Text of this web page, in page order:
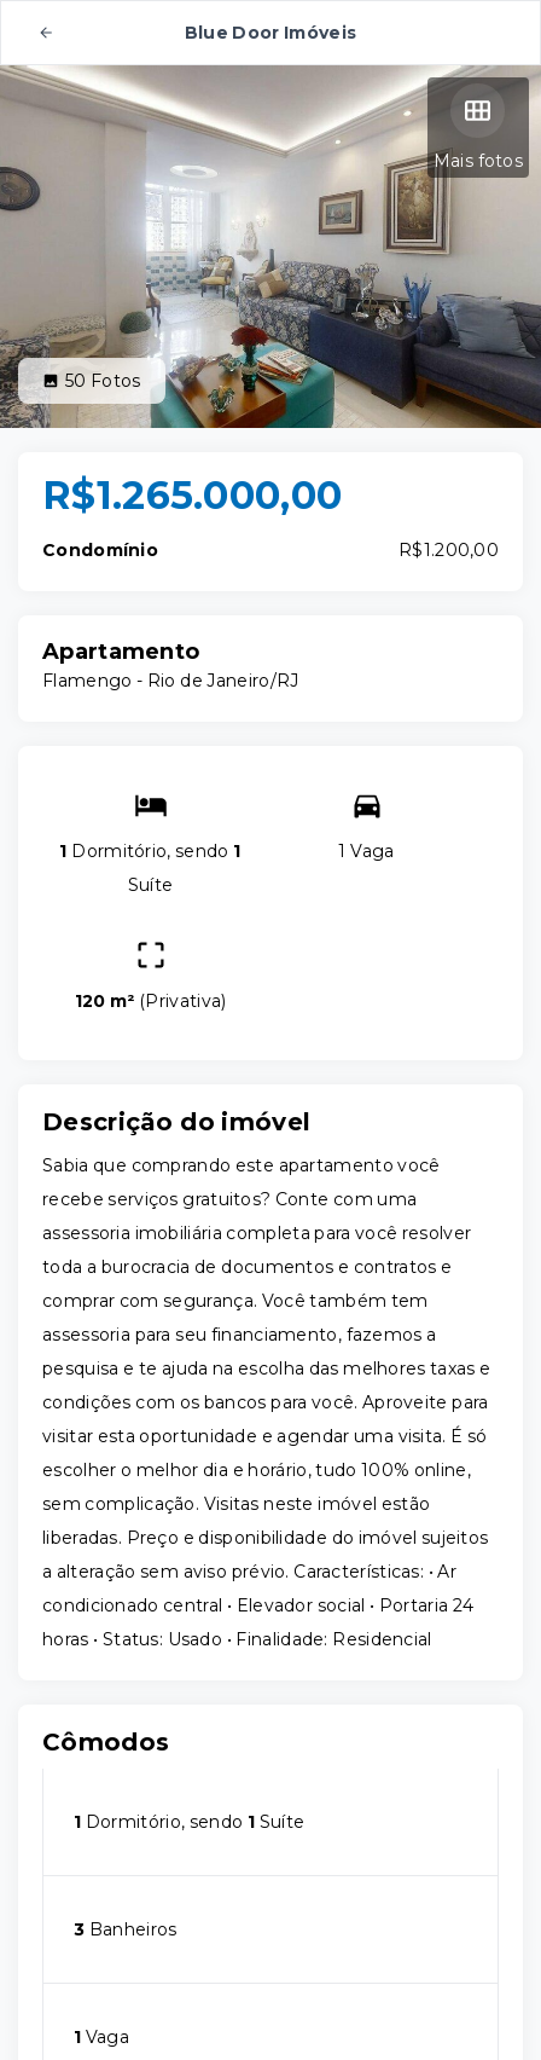
Blue Door Imóveis
Mais fotos
50 Fotos
R$1.265.000,00
Condomínio R$1.200,00
Apartamento
Flamengo - Rio de Janeiro/RJ
1 Dormitório, sendo 1
Suíte
1 Vaga
120 m² (Privativa)
Descrição do imóvel
Sabia que comprando este apartamento você
recebe serviços gratuitos? Conte com uma
assessoria imobiliária completa para você resolver
toda a burocracia de documentos e contratos e
comprar com segurança. Você também tem
assessoria para seu financiamento, fazemos a
pesquisa e te ajuda na escolha das melhores taxas e
condições com os bancos para você. Aproveite para
visitar esta oportunidade e agendar uma visita. É só
escolher o melhor dia e horário, tudo 100% online,
sem complicação. Visitas neste imóvel estão
liberadas. Preço e disponibilidade do imóvel sujeitos
a alteração sem aviso prévio. Características: • Ar
condicionado central • Elevador social • Portaria 24
horas • Status: Usado • Finalidade: Residencial
Cômodos
1 Dormitório, sendo 1 Suíte
3 Banheiros
1 Vaga